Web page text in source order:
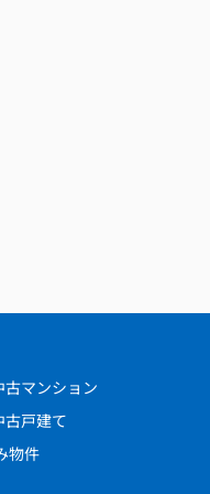
古マンション
古戸建て
物件